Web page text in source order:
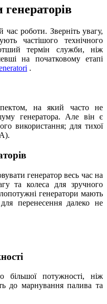
роботи. Зверніть увагу,
частішого технічного
термін служби, ніж
на початковому етапі
.
на який часто не
генератора. Але він є
використання; для тихої
генератор весь час на
та колеса для зручного
генератори мають
перенесення далеко не
більшої потужності, ніж
до марнування палива та